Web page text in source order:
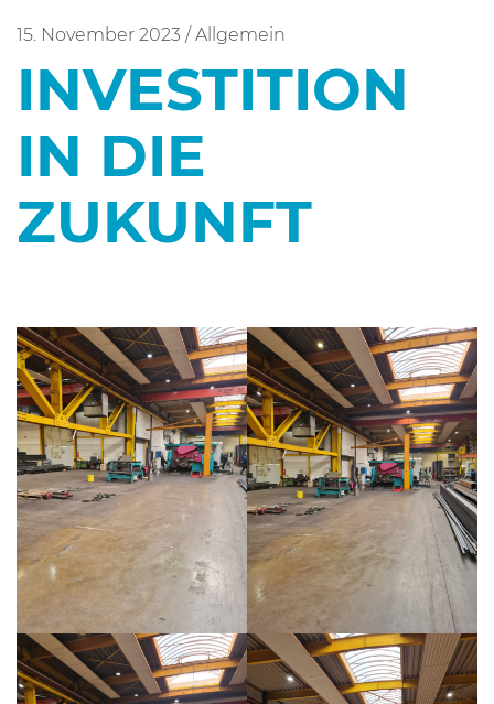
15. November 2023 /Allgemein
INVESTITION
IN DIE
ZUKUNFT